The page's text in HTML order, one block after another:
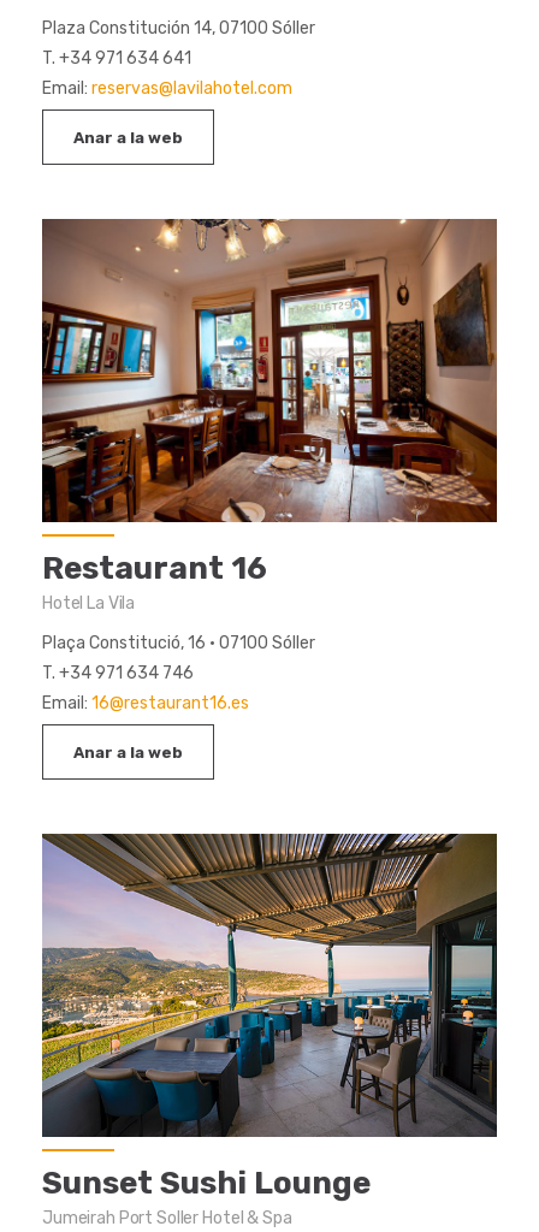
Plaza Constitución 14, 07100 Sóller
T. +34 971 634 641
Email: reservas@lavilahotel.com
Anar a la web
Restaurant 16
Hotel La Vila
Plaça Constitució, 16 · 07100 Sóller
T. +34 971 634 746
Email: 16@restaurant16.es
Anar a la web
Sunset Sushi Lounge
Jumeirah Port Soller Hotel & Spa